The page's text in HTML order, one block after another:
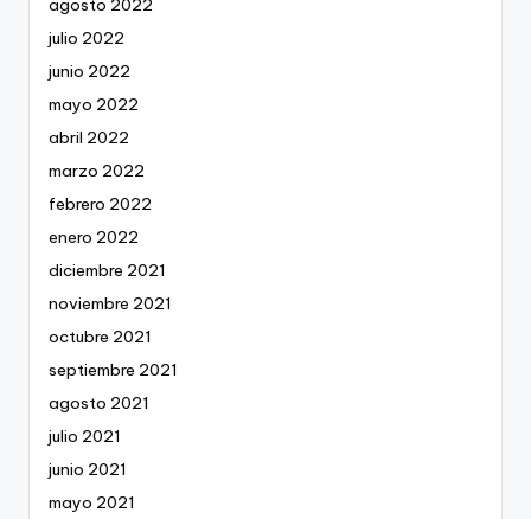
agosto 2022
julio 2022
junio 2022
mayo 2022
abril 2022
marzo 2022
febrero 2022
enero 2022
diciembre 2021
noviembre 2021
octubre 2021
septiembre 2021
agosto 2021
julio 2021
junio 2021
mayo 2021